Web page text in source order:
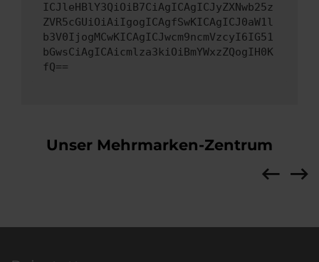
ICJleHBlY3QiOiB7CiAgICAgICJyZXNwb25z
ZVR5cGUiOiAiIgogICAgfSwKICAgICJ0aW1l
b3V0IjogMCwKICAgICJwcm9ncmVzcyI6IG51
bGwsCiAgICAicmlza3kiOiBmYWxzZQogIH0K
fQ==
Unser Mehrmarken-Zentrum